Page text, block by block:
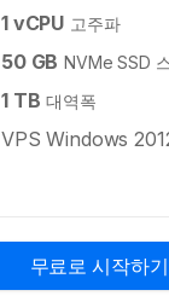
1vCPU 고주파
50GB NVMe SSD
1TB 대역폭
VPS Windows
무료로 시작하기